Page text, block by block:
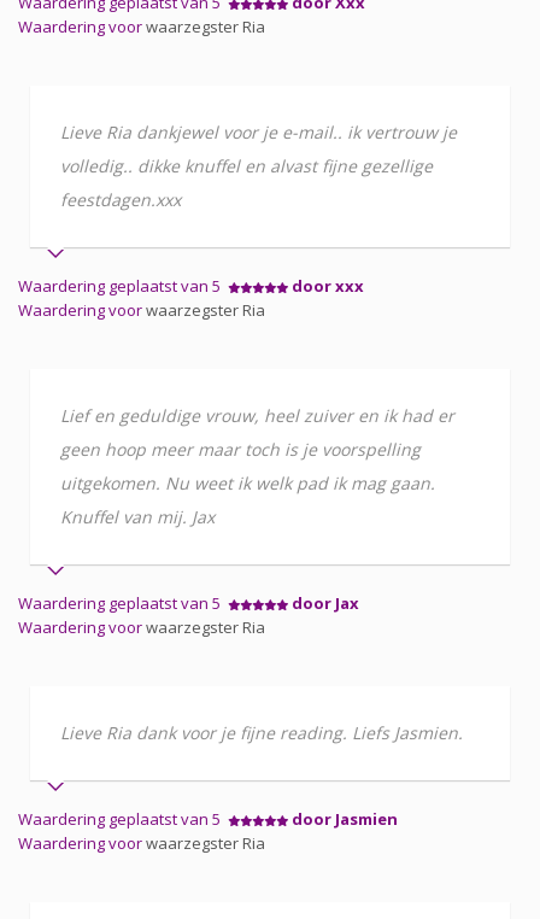
Waardering voorwaarzegster Ria
Lieve Ria dankjewel voor je e-mail.. ik vertrouw je
volledig.. dikke knuffel en alvast fijne gezellige
feestdagen.xxx
Waardering geplaatst van 5
door xxx
Waardering voorwaarzegster Ria
Lief en geduldige vrouw, heel zuiver en ik had er
geen hoop meer maar toch is je voorspelling
uitgekomen. Nu weet ik welk pad ik mag gaan.
Knuffel van mij. Jax
Waardering geplaatst van 5
door Jax
Waardering voorwaarzegster Ria
Lieve Ria dank voor je fijne reading. Liefs Jasmien.
Waardering geplaatst van 5
door Jasmien
Waardering voorwaarzegster Ria